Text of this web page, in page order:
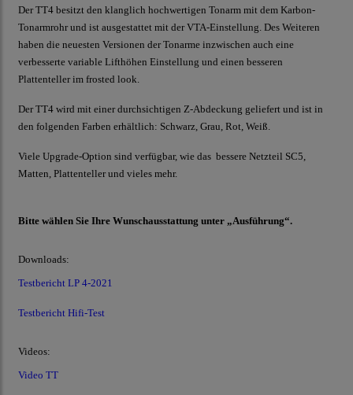
Der TT4 besitzt den klanglich hochwertigen Tonarm mit dem Karbon-
Tonarmrohr und ist ausgestattet mit der VTA-Einstellung. Des Weiteren
haben die neuesten Versionen der Tonarme inzwischen auch eine
verbesserte variable Lifthöhen Einstellung und einen besseren
Plattenteller im frosted look.
Der TT4 wird mit einer durchsichtigen Z-Abdeckung geliefert und ist in
den folgenden Farben erhältlich: Schwarz, Grau, Rot, Weiß.
Viele Upgrade-Option sind verfügbar, wie das bessere Netzteil SC5,
Matten, Plattenteller und vieles mehr.
Bitte wählen Sie Ihre Wunschausstattung unter „Ausführung“.
Downloads:
Testbericht LP 4-2021
Testbericht Hifi-Test
Videos:
Video TT